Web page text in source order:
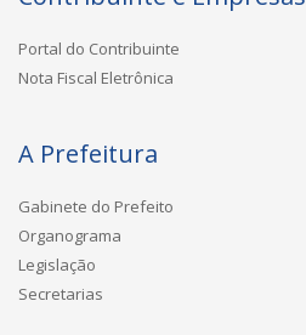
Portal do Contribuinte
Nota Fiscal Eletrônica
A Prefeitura
Gabinete do Prefeito
Organograma
Legislação
Secretarias